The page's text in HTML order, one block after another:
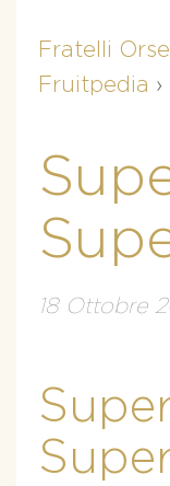
Fratelli
Fruitpedia ›
18 Ottobre